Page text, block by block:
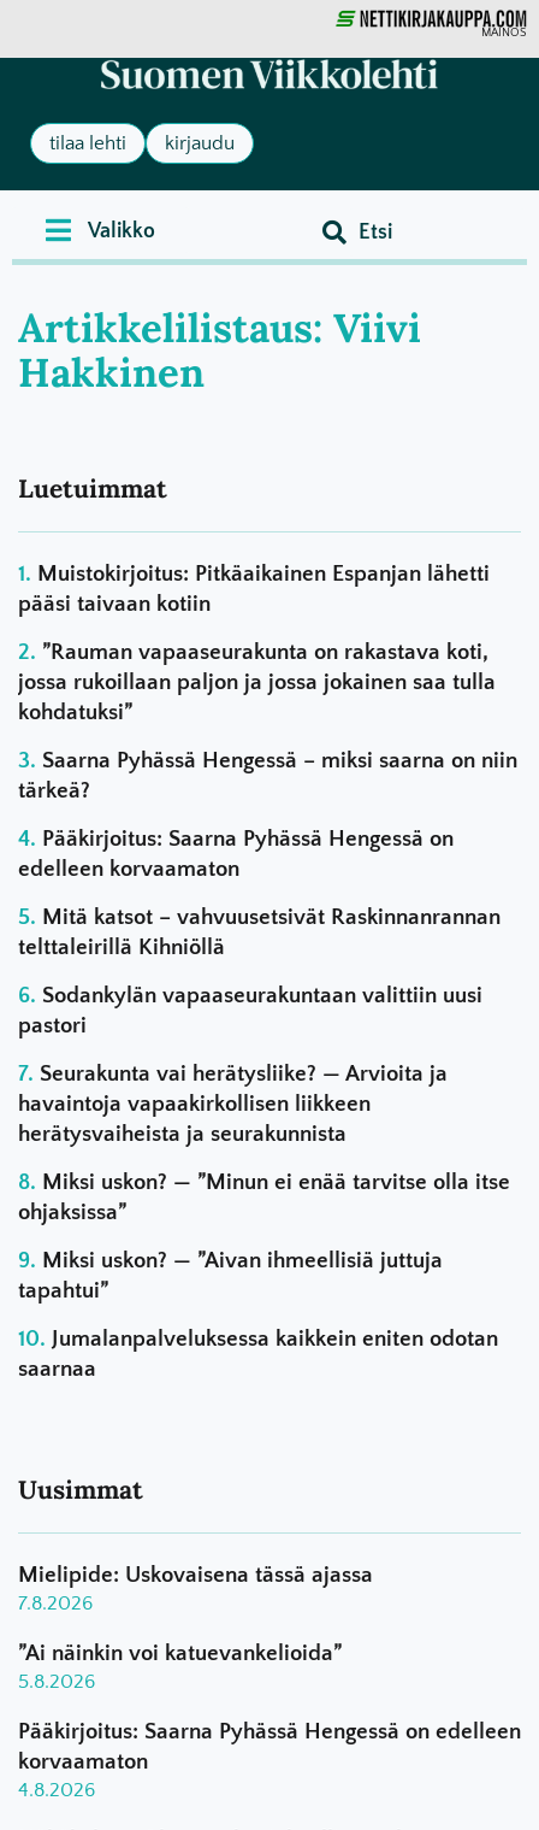
MAINOS
tilaa lehti kirjaudu
Artikkelilistaus: Viivi
Hakkinen
Luetuimmat
Muistokirjoitus: Pitkäaikainen Espanjan lähetti
pääsi taivaan kotiin
”Rauman vapaaseurakunta on rakastava koti,
jossa rukoillaan paljon ja jossa jokainen saa tulla
kohdatuksi”
Saarna Pyhässä Hengessä – miksi saarna on niin
tärkeä?
Pääkirjoitus: Saarna Pyhässä Hengessä on
edelleen korvaamaton
Mitä katsot – vahvuusetsivät Raskinnanrannan
telttaleirillä Kihniöllä
Sodankylän vapaaseurakuntaan valittiin uusi
pastori
Seurakunta vai herätysliike? — Arvioita ja
havaintoja vapaakirkollisen liikkeen
herätysvaiheista ja seurakunnista
Miksi uskon? — ”Minun ei enää tarvitse olla itse
ohjaksissa”
Miksi uskon? — ”Aivan ihmeellisiä juttuja
tapahtui”
Jumalanpalveluksessa kaikkein eniten odotan
saarnaa
Uusimmat
Mielipide: Uskovaisena tässä ajassa
7.8.2026
”Ai näinkin voi katuevankelioida”
5.8.2026
Pääkirjoitus: Saarna Pyhässä Hengessä on edelleen
korvaamaton
4.8.2026